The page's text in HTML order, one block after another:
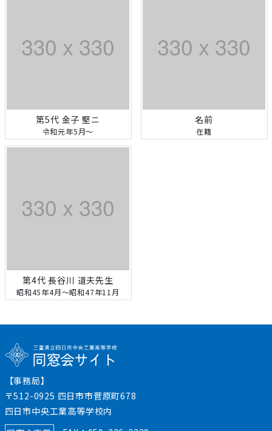
第5代 金子 堅ニ
令和元年5月～
名前
在籍
第4代 長谷川 道夫先生
昭和45年4月～昭和47年11月
【事務局】
〒512-0925 四日市市菅原町678
四日市中央工業高等学校内